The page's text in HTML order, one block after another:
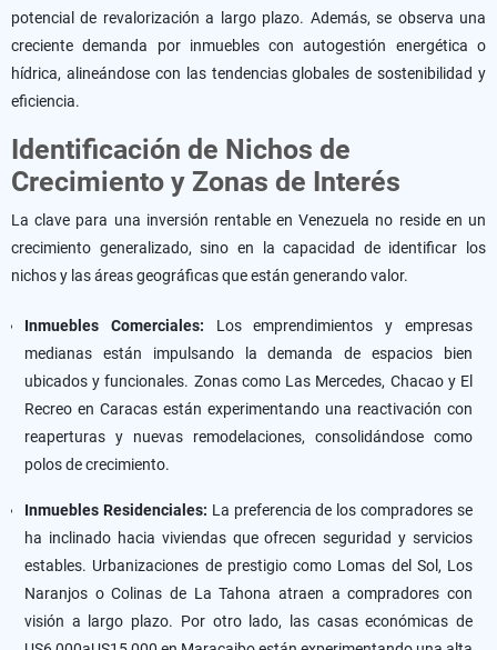
potencial de revalorización a largo plazo. Además, se observa una
creciente demanda por inmuebles con autogestión energética o
hídrica, alineándose con las tendencias globales de sostenibilidad y
eficiencia.
Identificación de Nichos de
Crecimiento y Zonas de Interés
La clave para una inversión rentable en Venezuela no reside en un
crecimiento generalizado, sino en la capacidad de identificar los
nichos y las áreas geográficas que están generando valor.
Inmuebles Comerciales: Los emprendimientos y empresas
medianas están impulsando la demanda de espacios bien
ubicados y funcionales. Zonas como Las Mercedes, Chacao y El
Recreo en Caracas están experimentando una reactivación con
reaperturas y nuevas remodelaciones, consolidándose como
polos de crecimiento.
Inmuebles Residenciales: La preferencia de los compradores se
ha inclinado hacia viviendas que ofrecen seguridad y servicios
estables. Urbanizaciones de prestigio como Lomas del Sol, Los
Naranjos o Colinas de La Tahona atraen a compradores con
visión a largo plazo. Por otro lado, las casas económicas de